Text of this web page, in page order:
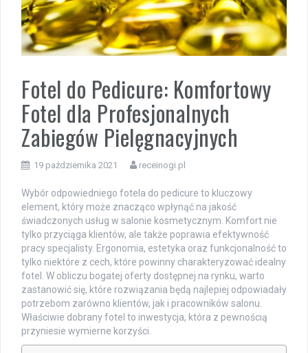
Fotel do Pedicure: Komfortowy
Fotel dla Profesjonalnych
Zabiegów Pielęgnacyjnych
19 października 2021 receinogi.pl
Wybór odpowiedniego fotela do pedicure to kluczowy
element, który może znacząco wpłynąć na jakość
świadczonych usług w salonie kosmetycznym. Komfort nie
tylko przyciąga klientów, ale także poprawia efektywność
pracy specjalisty. Ergonomia, estetyka oraz funkcjonalność to
tylko niektóre z cech, które powinny charakteryzować idealny
fotel. W obliczu bogatej oferty dostępnej na rynku, warto
zastanowić się, które rozwiązania będą najlepiej odpowiadały
potrzebom zarówno klientów, jak i pracowników salonu.
Właściwie dobrany fotel to inwestycja, która z pewnością
przyniesie wymierne korzyści.